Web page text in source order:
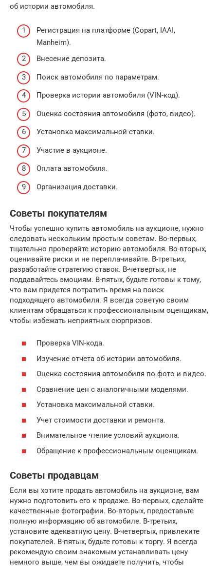
об истории автомобиля.
Регистрация на платформе (Copart, IAAI,
Manheim).
Внесение депозита.
Поиск автомобиля по параметрам.
Проверка истории автомобиля (VIN-код).
Оценка состояния автомобиля (фото, видео).
Установка максимальной ставки.
Участие в аукционе.
Оплата автомобиля.
Организация доставки.
Советы покупателям
Чтобы успешно купить автомобиль на аукционе, нужно
следовать нескольким простым советам. Во-первых,
тщательно проверяйте историю автомобиля. Во-вторых,
оценивайте риски и не переплачивайте. В-третьих,
разработайте стратегию ставок. В-четвертых, не
поддавайтесь эмоциям. В-пятых, будьте готовы к тому,
что вам придется потратить время на поиск
подходящего автомобиля. Я всегда советую своим
клиентам обращаться к профессиональным оценщикам,
чтобы избежать неприятных сюрпризов.
Проверка VIN-кода.
Изучение отчета об истории автомобиля.
Оценка состояния автомобиля по фото и видео.
Сравнение цен с аналогичными моделями.
Установка максимальной ставки.
Учет стоимости доставки и ремонта.
Внимательное чтение условий аукциона.
Обращение к профессиональным оценщикам.
Советы продавцам
Если вы хотите продать автомобиль на аукционе, вам
нужно подготовить его к продаже. Во-первых, сделайте
качественные фотографии. Во-вторых, предоставьте
полную информацию об автомобиле. В-третьих,
установите адекватную цену. В-четвертых, привлеките
покупателей. В-пятых, будьте готовы к торгу. Я всегда
рекомендую своим знакомым устанавливать цену
немного выше, чем вы ожидаете получить, чтобы